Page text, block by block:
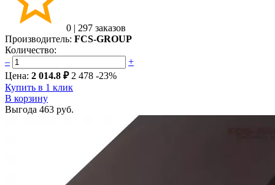
0 | 297 заказов
Производитель: FCS-GROUP
Количество:
–
+
Цена: 2 014.8 ₽ 2 478 -23%
Купить в 1 клик
В корзину
Выгода 463 руб.